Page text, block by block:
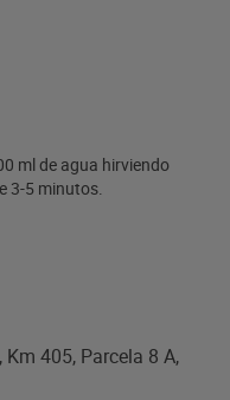
ml de agua hirviendo
3-5 minutos.
405, Parcela 8 A,